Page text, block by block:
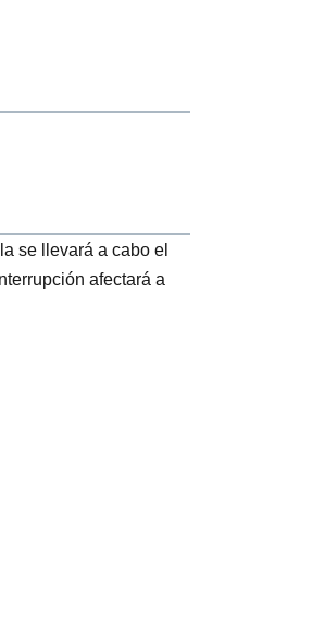
se llevará a cabo el
afectará a